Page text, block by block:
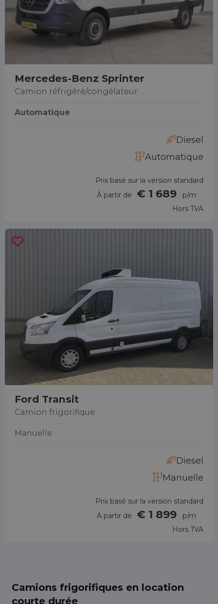
Mercedes-Benz Sprinter
Camion réfrigéré/congélateur
Automatique
Diesel
Automatique
Prix basé sur la version standard
À partir de
€ 1 689
p/m
Hors TVA
Ford Transit
Camion frigorifique
Manuelle
Diesel
Manuelle
Prix basé sur la version standard
À partir de
€ 1 899
p/m
Hors TVA
Camions frigorifiques en location
courte durée